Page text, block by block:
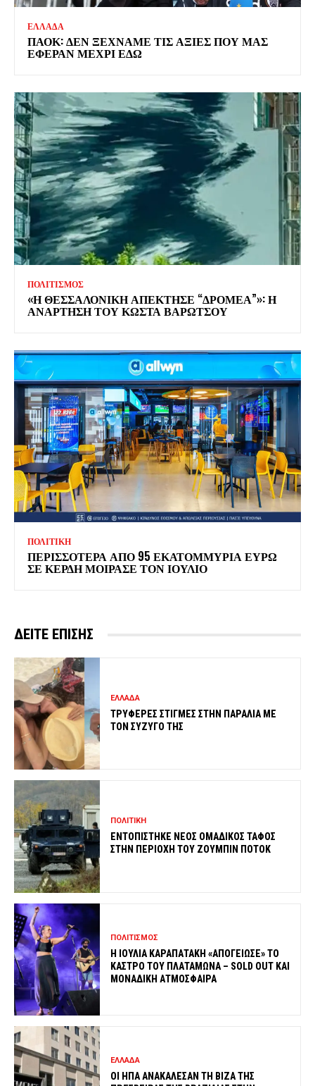
ΕΛΛΑΔΑ
ΠΑΟΚ: ΔΕΝ ΞΕΧΝΑΜΕ ΤΙΣ ΑΞΙΕΣ ΠΟΥ ΜΑΣ
ΕΦΕΡΑΝ ΜΕΧΡΙ ΕΔΩ
ΠΟΛΙΤΙΣΜΟΣ
«Η ΘΕΣΣΑΛΟΝΙΚΗ ΑΠΕΚΤΗΣΕ “ΔΡΟΜΕΑ”»: Η
ΑΝΑΡΤΗΣΗ ΤΟΥ ΚΩΣΤΑ ΒΑΡΩΤΣΟΥ
ΠΟΛΙΤΙΚΗ
ΠΕΡΙΣΣΟΤΕΡΑ ΑΠΟ 95 ΕΚΑΤΟΜΜΥΡΙΑ ΕΥΡΩ
ΣΕ ΚΕΡΔΗ ΜΟΙΡΑΣΕ ΤΟΝ ΙΟΥΛΙΟ
ΔΕΙΤΕ ΕΠΙΣΗΣ
ΕΛΛΑΔΑ
ΤΡΥΦΕΡΕΣ ΣΤΙΓΜΕΣ ΣΤΗΝ ΠΑΡΑΛΙΑ ΜΕ
ΤΟΝ ΣΥΖΥΓΟ ΤΗΣ
ΠΟΛΙΤΙΚΗ
ΕΝΤΟΠΙΣΤΗΚΕ ΝΕΟΣ ΟΜΑΔΙΚΟΣ ΤΑΦΟΣ
ΣΤΗΝ ΠΕΡΙΟΧΗ ΤΟΥ ΖΟΥΜΠΙΝ ΠΟΤΟΚ
ΠΟΛΙΤΙΣΜΟΣ
Η ΙΟΥΛΙΑ ΚΑΡΑΠΑΤΑΚΗ «ΑΠΟΓΕΙΩΣΕ» ΤΟ
ΚΑΣΤΡΟ ΤΟΥ ΠΛΑΤΑΜΩΝΑ – SOLD OUT ΚΑΙ
ΜΟΝΑΔΙΚΗ ΑΤΜΟΣΦΑΙΡΑ
ΕΛΛΑΔΑ
ΟΙ ΗΠΑ ΑΝΑΚΑΛΕΣΑΝ ΤΗ ΒΙΖΑ ΤΗΣ